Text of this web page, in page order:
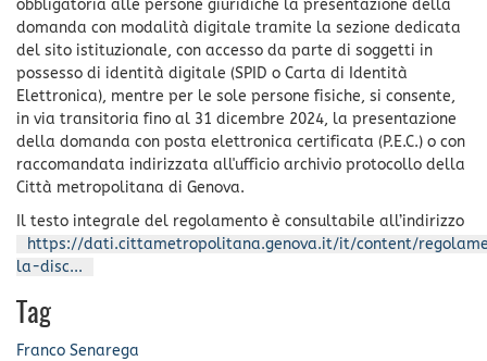
obbligatoria alle persone giuridiche la presentazione della
domanda con modalità digitale tramite la sezione dedicata
del sito istituzionale, con accesso da parte di soggetti in
possesso di identità digitale (SPID o Carta di Identità
Elettronica), mentre per le sole persone fisiche, si consente,
in via transitoria fino al 31 dicembre 2024, la presentazione
della domanda con posta elettronica certificata (P.E.C.) o con
raccomandata indirizzata all'ufficio archivio protocollo della
Città metropolitana di Genova.
Il testo integrale del regolamento è consultabile all’indirizzo
https://dati.cittametropolitana.genova.it/it/content/
la-disc...
Tag
Franco Senarega